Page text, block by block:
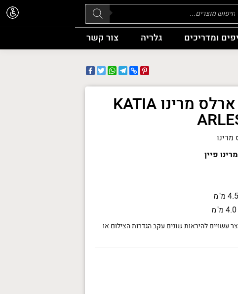
search
ומדריכים גלריה צור קשר
FacebookTwitter
WhatsApp
TelegramCopy
Link
Pinterest
חוט סריגה ארלס מרינו KATIA
עשויים להיראות שונים עקב הגדרות הצילום או